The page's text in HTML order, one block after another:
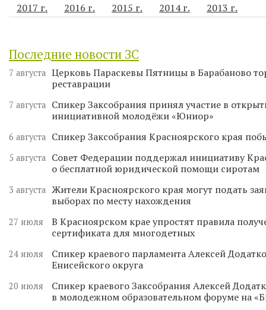
2017 г.
2016 г. 2015 г. 2014 г. 2013 г.
Последние новости ЗС
7 августа Церковь Параскевы Пятницы в Барабаново
реставрации
7 августа
Спикер Заксобрания принял участие в
инициативной молодёжи «Юниор»
6 августа Спикер Заксобрания Красноярского края
5 августа
Совет Федерации поддержал инициативу
о бесплатной юридической помощи сиротам
3 августа Жители Красноярского края могут подать
выборах по месту нахождения
27 июля
В Красноярском крае упростят правила
сертификата для многодетных
24 июля
Спикер краевого парламента Алексей
Енисейского округа
20 июля
Спикер краевого Заксобрания Алексей
в молодежном образовательном форуме на